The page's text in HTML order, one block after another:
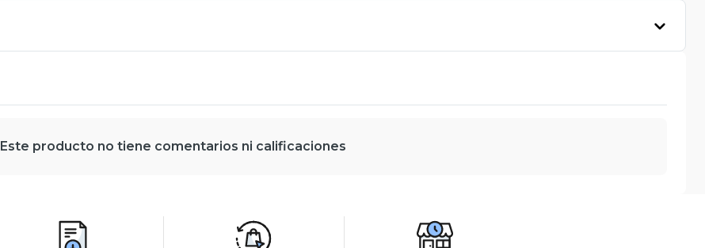
Este producto no tiene comentarios ni calificaciones